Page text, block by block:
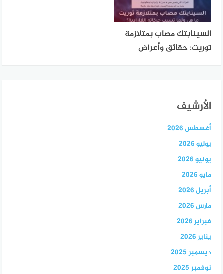
السينابتك مصاب بمتلازمة
توريت: حقائق وأعراض
الأرشيف
أغسطس 2026
يوليو 2026
يونيو 2026
مايو 2026
أبريل 2026
مارس 2026
فبراير 2026
يناير 2026
ديسمبر 2025
نوفمبر 2025